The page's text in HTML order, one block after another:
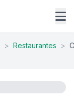
> Restaurantes >